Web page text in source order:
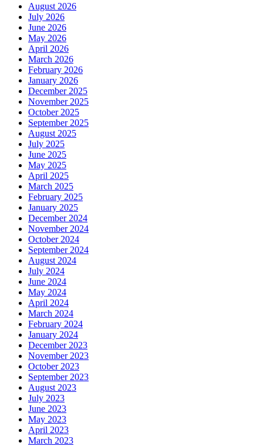
August 2026
July 2026
June 2026
May 2026
April 2026
March 2026
February 2026
January 2026
December 2025
November 2025
October 2025
September 2025
August 2025
July 2025
June 2025
May 2025
April 2025
March 2025
February 2025
January 2025
December 2024
November 2024
October 2024
September 2024
August 2024
July 2024
June 2024
May 2024
April 2024
March 2024
February 2024
January 2024
December 2023
November 2023
October 2023
September 2023
August 2023
July 2023
June 2023
May 2023
April 2023
March 2023